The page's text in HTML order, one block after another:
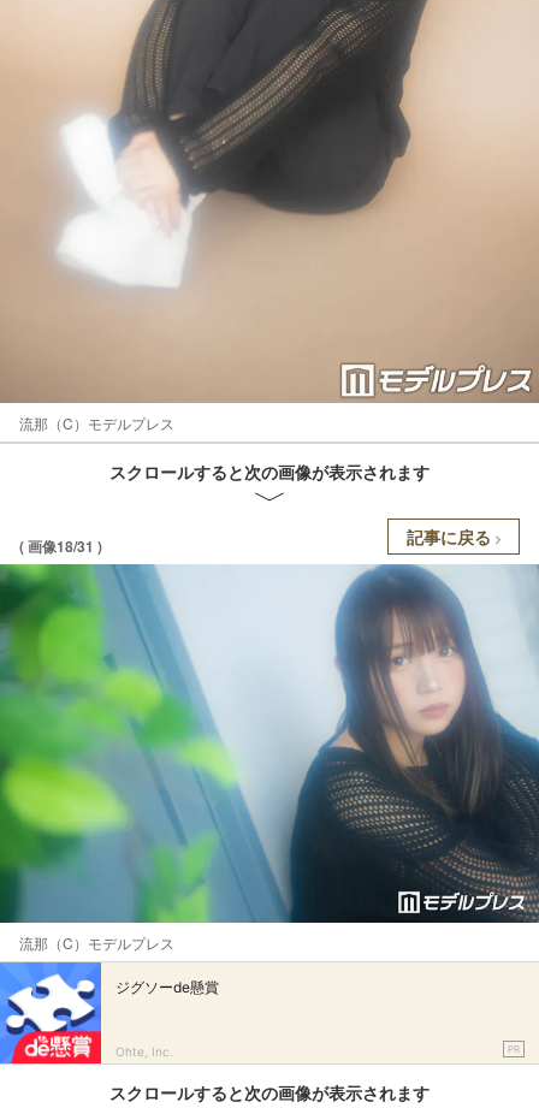
流那（C）モデルプレス
スクロールすると次の画像が表示されます
( 画像18/31 ) 記事に戻る
流那（C）モデルプレス
ジグソーde懸賞
Ohte, Inc. PR
スクロールすると次の画像が表示されます